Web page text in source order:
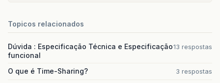
Topicos relacionados
Dúvida : Especificação Técnica e Especificação
funcional
13 respostas
O que é Time-Sharing? 3 respostas